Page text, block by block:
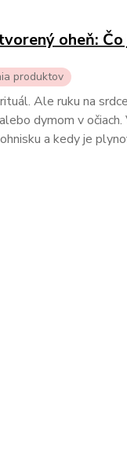
oheň:
produktov
Ale ruku na
dymom v
a kedy je